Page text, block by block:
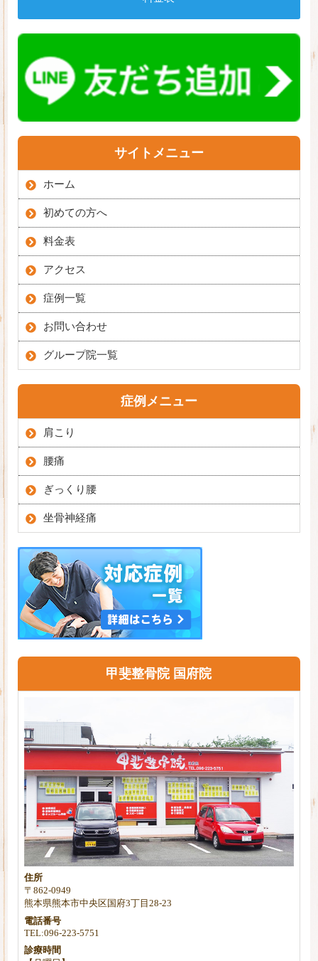
サイトメニュー
ホーム
初めての方へ
料金表
アクセス
症例一覧
お問い合わせ
グループ院一覧
症例メニュー
肩こり
腰痛
ぎっくり腰
坐骨神経痛
甲斐整骨院 国府院
住所
〒862-0949
熊本県熊本市中央区国府3丁目28-23
電話番号
TEL:096-223-5751
診療時間